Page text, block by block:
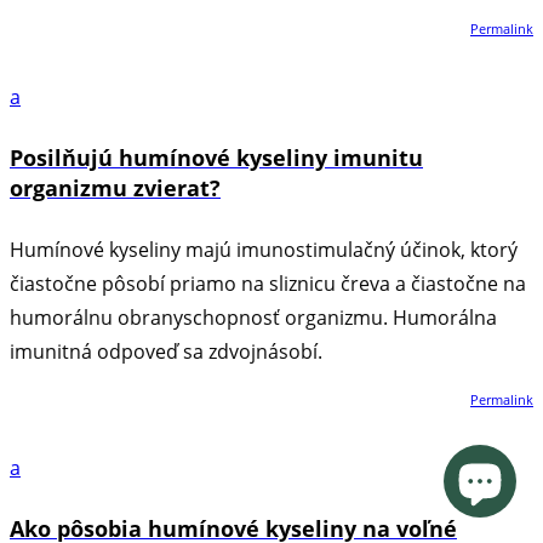
Permalink
a
Posilňujú humínové kyseliny imunitu
organizmu zvierat?
Humínové kyseliny majú imunostimulačný účinok, ktorý
čiastočne pôsobí priamo na sliznicu čreva a čiastočne na
humorálnu obranyschopnosť organizmu. Humorálna
imunitná odpoveď sa zdvojnásobí.
Permalink
a
Ako pôsobia humínové kyseliny na voľné